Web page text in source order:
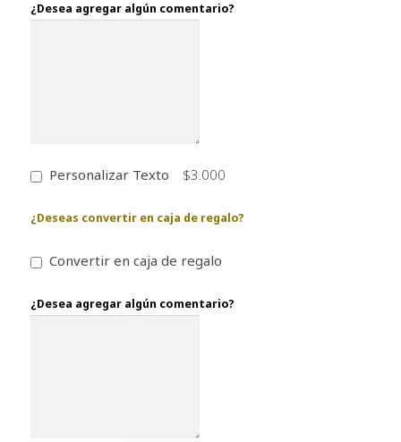
¿Desea agregar algún comentario?
Personalizar Texto $3.000
¿Deseas convertir en caja de regalo?
Convertir en caja de regalo
¿Desea agregar algún comentario?